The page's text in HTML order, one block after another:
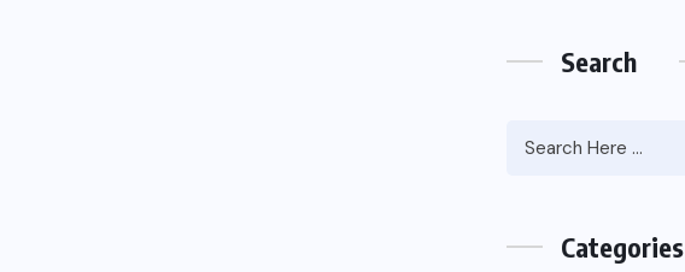
Search
Categories